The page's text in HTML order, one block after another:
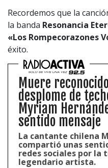
Recordemos que la
la banda Resonancia
«Los Rompecorazones
éxito.
Muere
desplome de
Myriam
sentido mensaje
La cantante chilena
compartió unas
redes sociales por la
legendario artista.